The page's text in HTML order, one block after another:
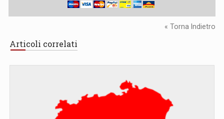
« Torna Indietro
Articoli correlati